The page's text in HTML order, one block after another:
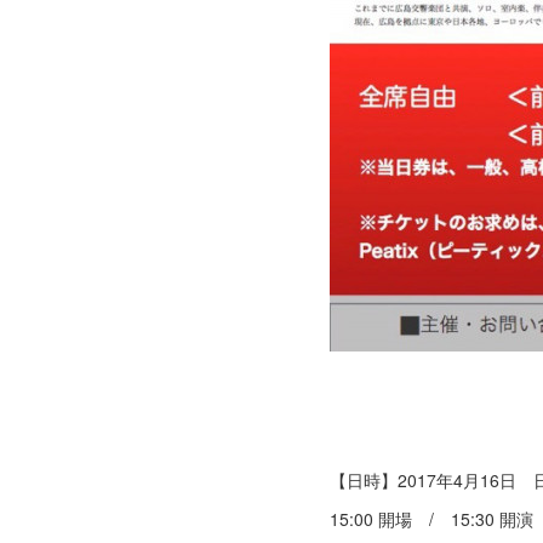
【日時】2017年4月16日
15:00 開場 / 15:30 開演